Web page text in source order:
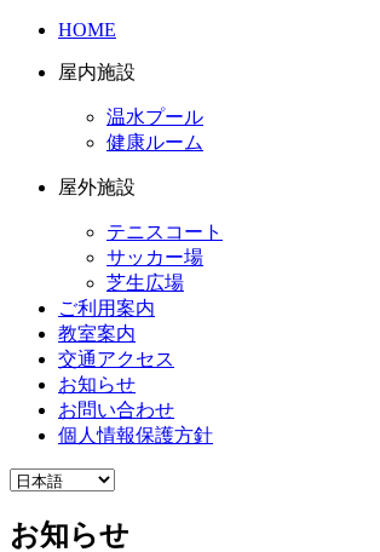
HOME
屋内施設
温水プール
健康ルーム
屋外施設
テニスコート
サッカー場
芝生広場
ご利用案内
教室案内
交通アクセス
お知らせ
お問い合わせ
個人情報保護方針
お知らせ